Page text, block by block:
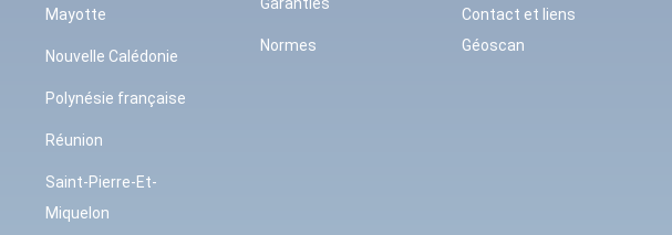
Mayotte
Nouvelle Calédonie
Polynésie française
Réunion
Saint-Pierre-Et-
Miquelon
Normes
Contact et liens
Géoscan